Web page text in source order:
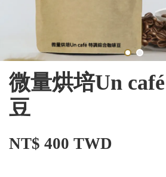
微量烘培Un
豆
NT$ 400 TWD